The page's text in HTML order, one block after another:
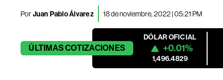
PorJuan Pablo Álvarez 18 de noviembre, 2022 | 05:21 PM
ÚLTIMASCOTIZACIONES
DÓLAR OFICIAL
+0.01%
1,496.4829